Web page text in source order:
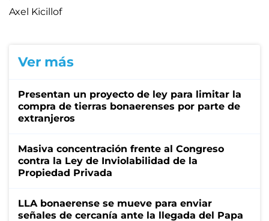
Axel Kicillof
Ver más
Presentan un proyecto de ley para limitar la
compra de tierras bonaerenses por parte de
extranjeros
Masiva concentración frente al Congreso
contra la Ley de Inviolabilidad de la
Propiedad Privada
LLA bonaerense se mueve para enviar
señales de cercanía ante la llegada del Papa